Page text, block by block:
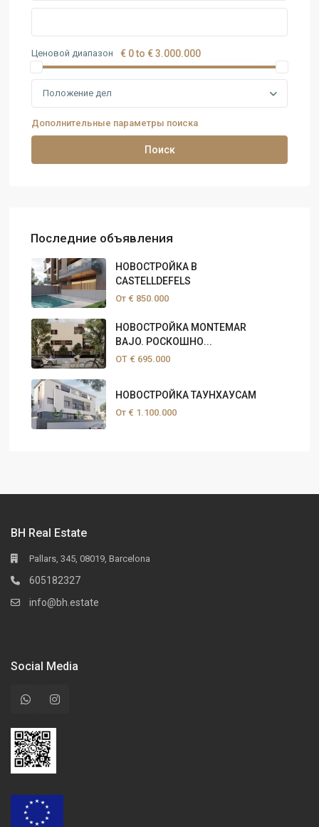
Ценовой диапазон € 0 to € 3.000.000
Положение дел
Дополнительные параметры поиска
Поиск
Последние объявления
НОВОСТРОЙКА В
CASTELLDEFELS
От € 850.000
НОВОСТРОЙКА MONTEMAR
BAJO. РОСКОШНО...
ОТ € 695.000
НОВОСТРОЙКА ТАУНХАУСАМ
От € 1.100.000
BH Real Estate
Pallars, 345, 08019, Barcelona
605182327
info@bh.estate
Social Media